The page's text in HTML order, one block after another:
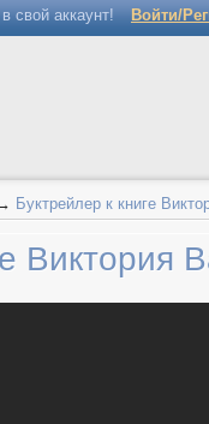
свой аккаунт! Войти/
Буктрейлер к книге